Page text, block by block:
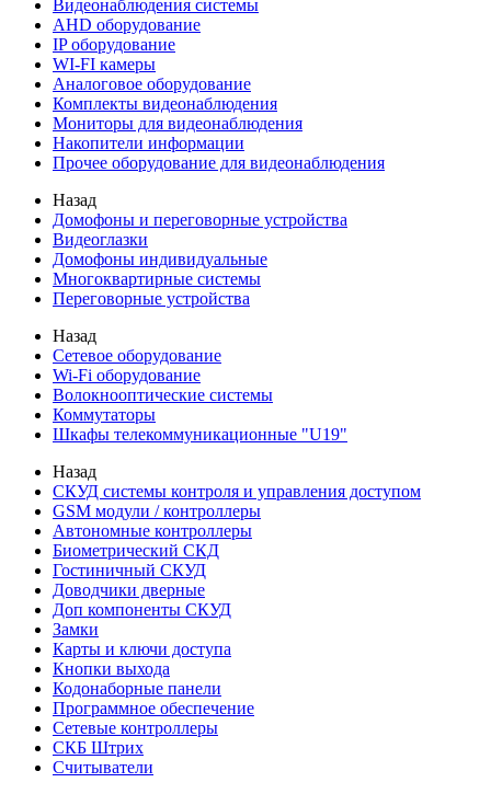
Видеонаблюдения cистемы
AHD оборудование
IP оборудование
WI-FI камеры
Аналоговое оборудование
Комплекты видеонаблюдения
Мониторы для видеонаблюдения
Накопители информации
Прочее оборудование для видеонаблюдения
Назад
Домофоны и переговорные устройства
Видеоглазки
Домофоны индивидуальные
Многоквартирные системы
Переговорные устройства
Назад
Сетевое оборудование
Wi-Fi оборудование
Волокнооптические системы
Коммутаторы
Шкафы телекоммуникационные "U19"
Назад
СКУД системы контроля и управления доступом
GSM модули / контроллеры
Автономные контроллеры
Биометрический СКД
Гостиничный СКУД
Доводчики дверные
Доп компоненты СКУД
Замки
Карты и ключи доступа
Кнопки выхода
Кодонаборные панели
Программное обеспечение
Сетевые контроллеры
СКБ Штрих
Считыватели